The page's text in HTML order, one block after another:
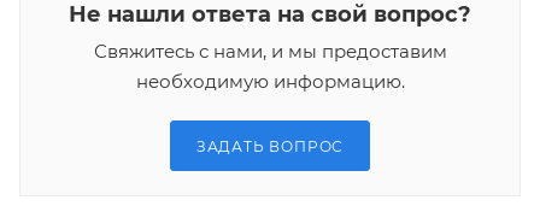
Не нашли ответа на свой вопрос?
Свяжитесь с нами, и мы предоставим
необходимую информацию.
ЗАДАТЬ ВОПРОС